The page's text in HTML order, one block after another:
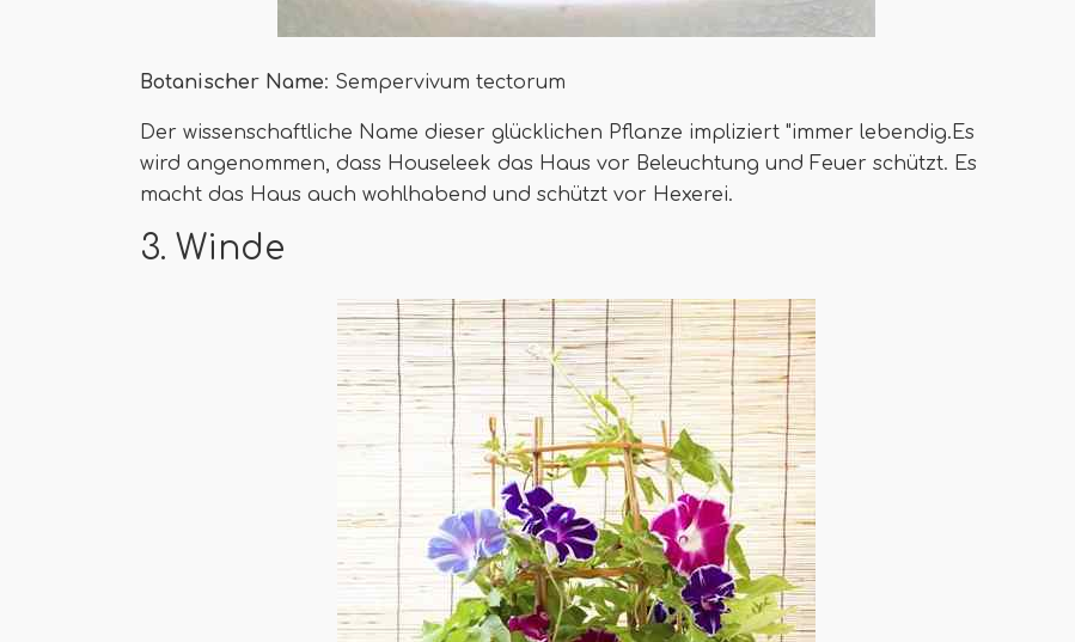
Botanischer Name: Sempervivum tectorum
Der wissenschaftliche Name dieser glücklichen Pflanze impliziert "immer lebendig.Es
wird angenommen, dass Houseleek das Haus vor Beleuchtung und Feuer schützt. Es
macht das Haus auch wohlhabend und schützt vor Hexerei.
3. Winde